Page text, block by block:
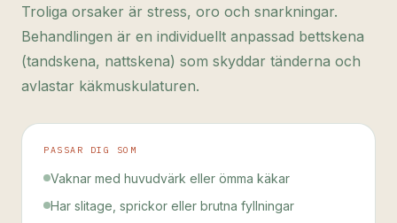
Troliga orsaker är stress, oro och snarkningar.
Behandlingen är en individuellt anpassad bettskena
(tandskena, nattskena) som skyddar tänderna och
avlastar käkmuskulaturen.
PASSAR DIG SOM
Vaknar med huvudvärk eller ömma käkar
Har slitage, sprickor eller brutna fyllningar